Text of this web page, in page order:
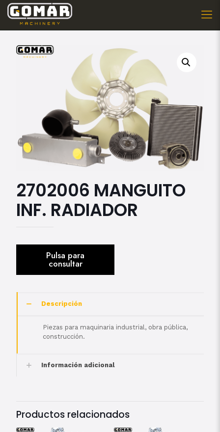
2702006 MANGUITO
INF. RADIADOR
Descripción
Piezas para maquinaria industrial, obra pública,
construcción.
Información adicional
Productos relacionados